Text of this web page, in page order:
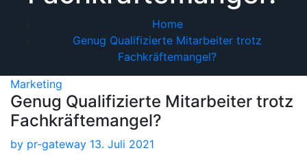
Home
Genug Qualifizierte Mitarbeiter trotz
Fachkräftemangel?
Marketing
Genug Qualifizierte Mitarbeiter trotz
Fachkräftemangel?
by pr-gateway 13. Juli 2021